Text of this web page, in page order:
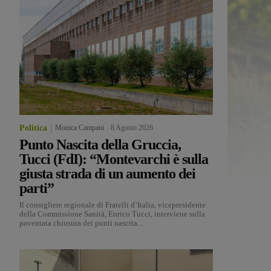
Politica Monica Campani 8 Agosto 2026
Punto Nascita della Gruccia,
Tucci (FdI): “Montevarchi è sulla
giusta strada di un aumento dei
parti”
Il consigliere regionale di Fratelli d’Italia, vicepresidente
della Commissione Sanità, Enrico Tucci, interviene sulla
paventata chiusura dei punti nascita...